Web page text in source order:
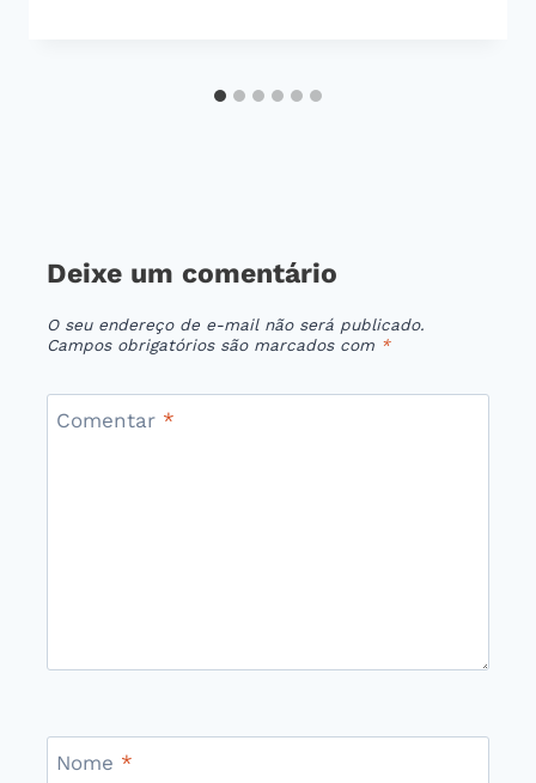
Deixe um comentário
O seu endereço de e-mail não será publicado.
Campos obrigatórios são marcados com *
Comentar *
Nome *